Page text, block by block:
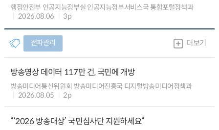
행정안전부 인공지능정부실 인공지능정부서비스국 통합포털정책과
2026.08.06
3p
전파관리 더보기
방송영상 데이터 117만 건, 국민에 개방
방송미디어통신위원회 방송미디어진흥국 디지털방송미디어정책과
2026.08.05
2p
“‘2026 방송대상’ 국민심사단 지원하세요“